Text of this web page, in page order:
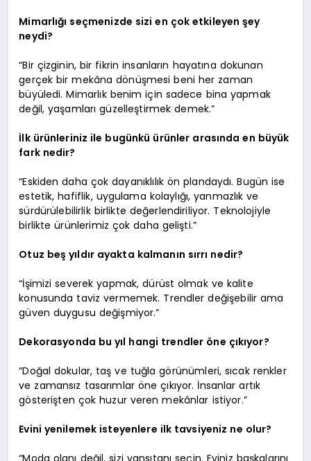
Mimarlığı seçmenizde sizi en çok etkileyen şey
neydi?
“Bir çizginin, bir fikrin insanların hayatına dokunan
gerçek bir mekâna dönüşmesi beni her zaman
büyüledi. Mimarlık benim için sadece bina yapmak
değil, yaşamları güzelleştirmek demek.”
İlk ürünleriniz ile bugünkü ürünler arasında en büyük
fark nedir?
“Eskiden daha çok dayanıklılık ön plandaydı. Bugün ise
estetik, hafiflik, uygulama kolaylığı, yanmazlık ve
sürdürülebilirlik birlikte değerlendiriliyor. Teknolojiyle
birlikte ürünlerimiz çok daha gelişti.”
Otuz beş yıldır ayakta kalmanın sırrı nedir?
“İşimizi severek yapmak, dürüst olmak ve kalite
konusunda taviz vermemek. Trendler değişebilir ama
güven duygusu değişmiyor.”
Dekorasyonda bu yıl hangi trendler öne çıkıyor?
“Doğal dokular, taş ve tuğla görünümleri, sıcak renkler
ve zamansız tasarımlar öne çıkıyor. İnsanlar artık
gösterişten çok huzur veren mekânlar istiyor.”
Evini yenilemek isteyenlere ilk tavsiyeniz ne olur?
“Moda olanı değil, sizi yansıtanı seçin. Eviniz başkalarını